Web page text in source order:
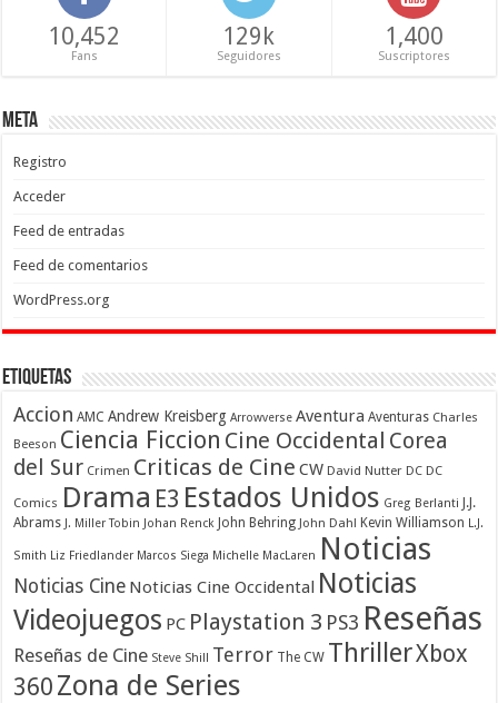
10,452
Fans
129k
Seguidores
1,400
Suscriptores
Meta
Registro
Acceder
Feed de entradas
Feed de comentarios
WordPress.org
Etiquetas
Accion AMC Andrew Kreisberg Arrowverse Aventura Aventuras Charles
Beeson Ciencia Ficcion Cine Occidental Corea
del Sur Crimen Criticas de Cine CW David Nutter DC DC
Comics Drama E3 Estados Unidos Greg Berlanti J.J.
Abrams J. Miller Tobin Johan Renck John Behring John Dahl Kevin Williamson L.J.
Smith Liz Friedlander Marcos Siega Michelle MacLaren Noticias
Noticias Cine Noticias Cine Occidental Noticias
Videojuegos PC Playstation 3 PS3 Reseñas
Reseñas de Cine Steve Shill Terror The CW ThrillerXbox
360 Zona de Series